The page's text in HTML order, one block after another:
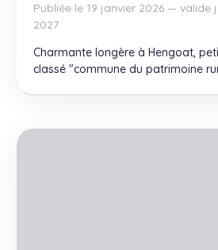
Publiée le 19 janvier 2026 — valide
2027
Charmante longère à Hengoat,
classé "commune du patrimoine